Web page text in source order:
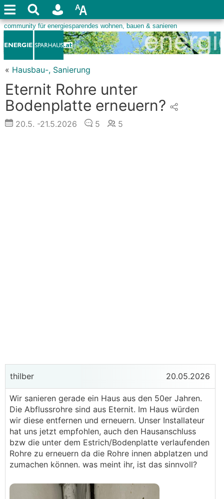
« Hausbau-, Sanierung
Eternit Rohre unter
Bodenplatte erneuern?
20.5. -21.5.2026 5 5
thilber 20.05.2026
Wir sanieren gerade ein Haus aus den 50er Jahren.
Die Abflussrohre sind aus Eternit. Im Haus würden
wir diese entfernen und erneuern. Unser Installateur
hat uns jetzt empfohlen, auch den Hausanschluss
bzw die unter dem Estrich/Bodenplatte verlaufenden
Rohre zu erneuern da die Rohre innen abplatzen und
zumachen können. was meint ihr, ist das sinnvoll?